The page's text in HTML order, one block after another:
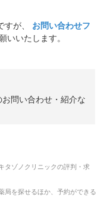
が、
お問い合わせフ
いいたします。
問い合わせ・紹介な
タゾノクリニックの評判・求
局を探せるほか、予約ができる